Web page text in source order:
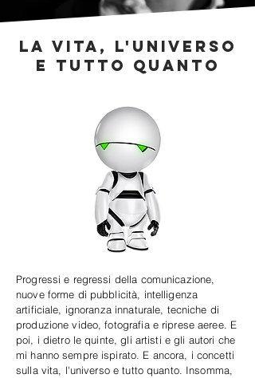
La vita, l'universo
e tutto quanto
Progressi e regressi della comunicazione,
nuove forme di pubblicità, intelligenza
artificiale, ignoranza innaturale, tecniche di
produzione video, fotografia e riprese aeree. E
poi, i dietro le quinte, gli artisti e gli autori che
mi hanno sempre ispirato. E ancora, i concetti
sulla vita, l'universo e tutto quanto. Insomma,